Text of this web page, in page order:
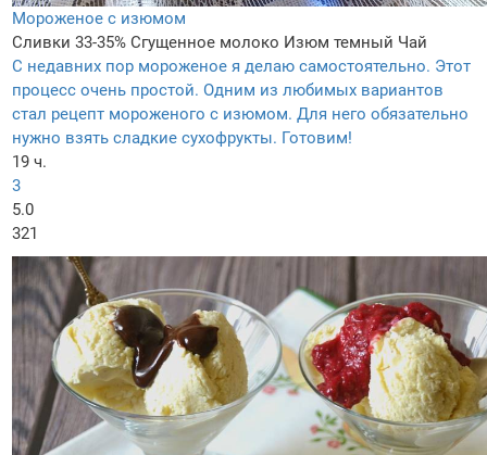
Мороженое с изюмом
Сливки 33-35% Сгущенное молоко Изюм темный Чай
С недавних пор мороженое я делаю самостоятельно. Этот
процесс очень простой. Одним из любимых вариантов
стал рецепт мороженого с изюмом. Для него обязательно
нужно взять сладкие сухофрукты. Готовим!
19 ч.
3
5.0
321